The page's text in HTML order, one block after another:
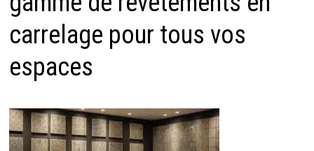
carrelage pour tous vos
espaces